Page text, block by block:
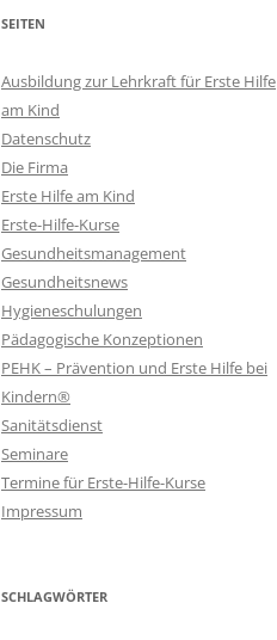
SEITEN
Ausbildung zur Lehrkraft für Erste Hilfe
am Kind
Datenschutz
Die Firma
Erste Hilfe am Kind
Erste-Hilfe-Kurse
Gesundheitsmanagement
Gesundheitsnews
Hygieneschulungen
Pädagogische Konzeptionen
PEHK – Prävention und Erste Hilfe bei
Kindern®
Sanitätsdienst
Seminare
Termine für Erste-Hilfe-Kurse
Impressum
SCHLAGWÖRTER